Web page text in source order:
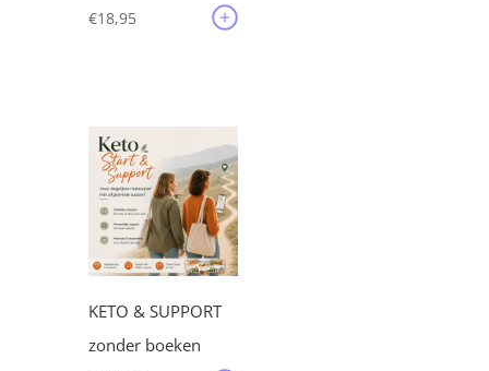
€18,95
KETO & SUPPORT
zonder boeken